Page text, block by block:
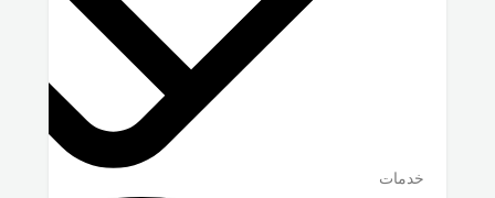
خدمات